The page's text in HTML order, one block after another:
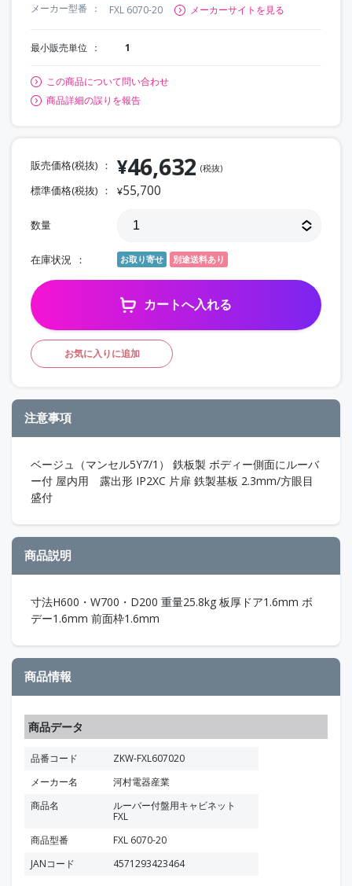
メーカー型番
FXL 6070-20 メーカーサイトを見る
最小販売単位 1
この商品について問い合わせ
商品詳細の誤りを報告
販売価格(税抜) ¥46,632 (税抜)
標準価格(税抜) ¥55,700
数量
在庫状況 お取り寄せ 別途送料あり
カートへ入れる
お気に入りに追加
注意事項
ベージュ（マンセル5Y7/1） 鉄板製 ボディー側面にルーバ
ー付 屋内用 露出形 IP2XC 片扉 鉄製基板 2.3mm/方眼目
盛付
商品説明
寸法H600・W700・D200 重量25.8kg 板厚ドア1.6mm ボ
デー1.6mm 前面枠1.6mm
商品情報
商品データ
品番コード
ZKW-FXL607020
メーカー名
河村電器産業
商品名
ルーバー付盤用キャビネット
FXL
商品型番
FXL 6070-20
JANコード
4571293423464